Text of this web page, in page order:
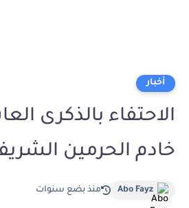
أخبار
الاحتفاء بالذكرى
خادم الحرمين
Abo Fayz منذ بضع سنوات